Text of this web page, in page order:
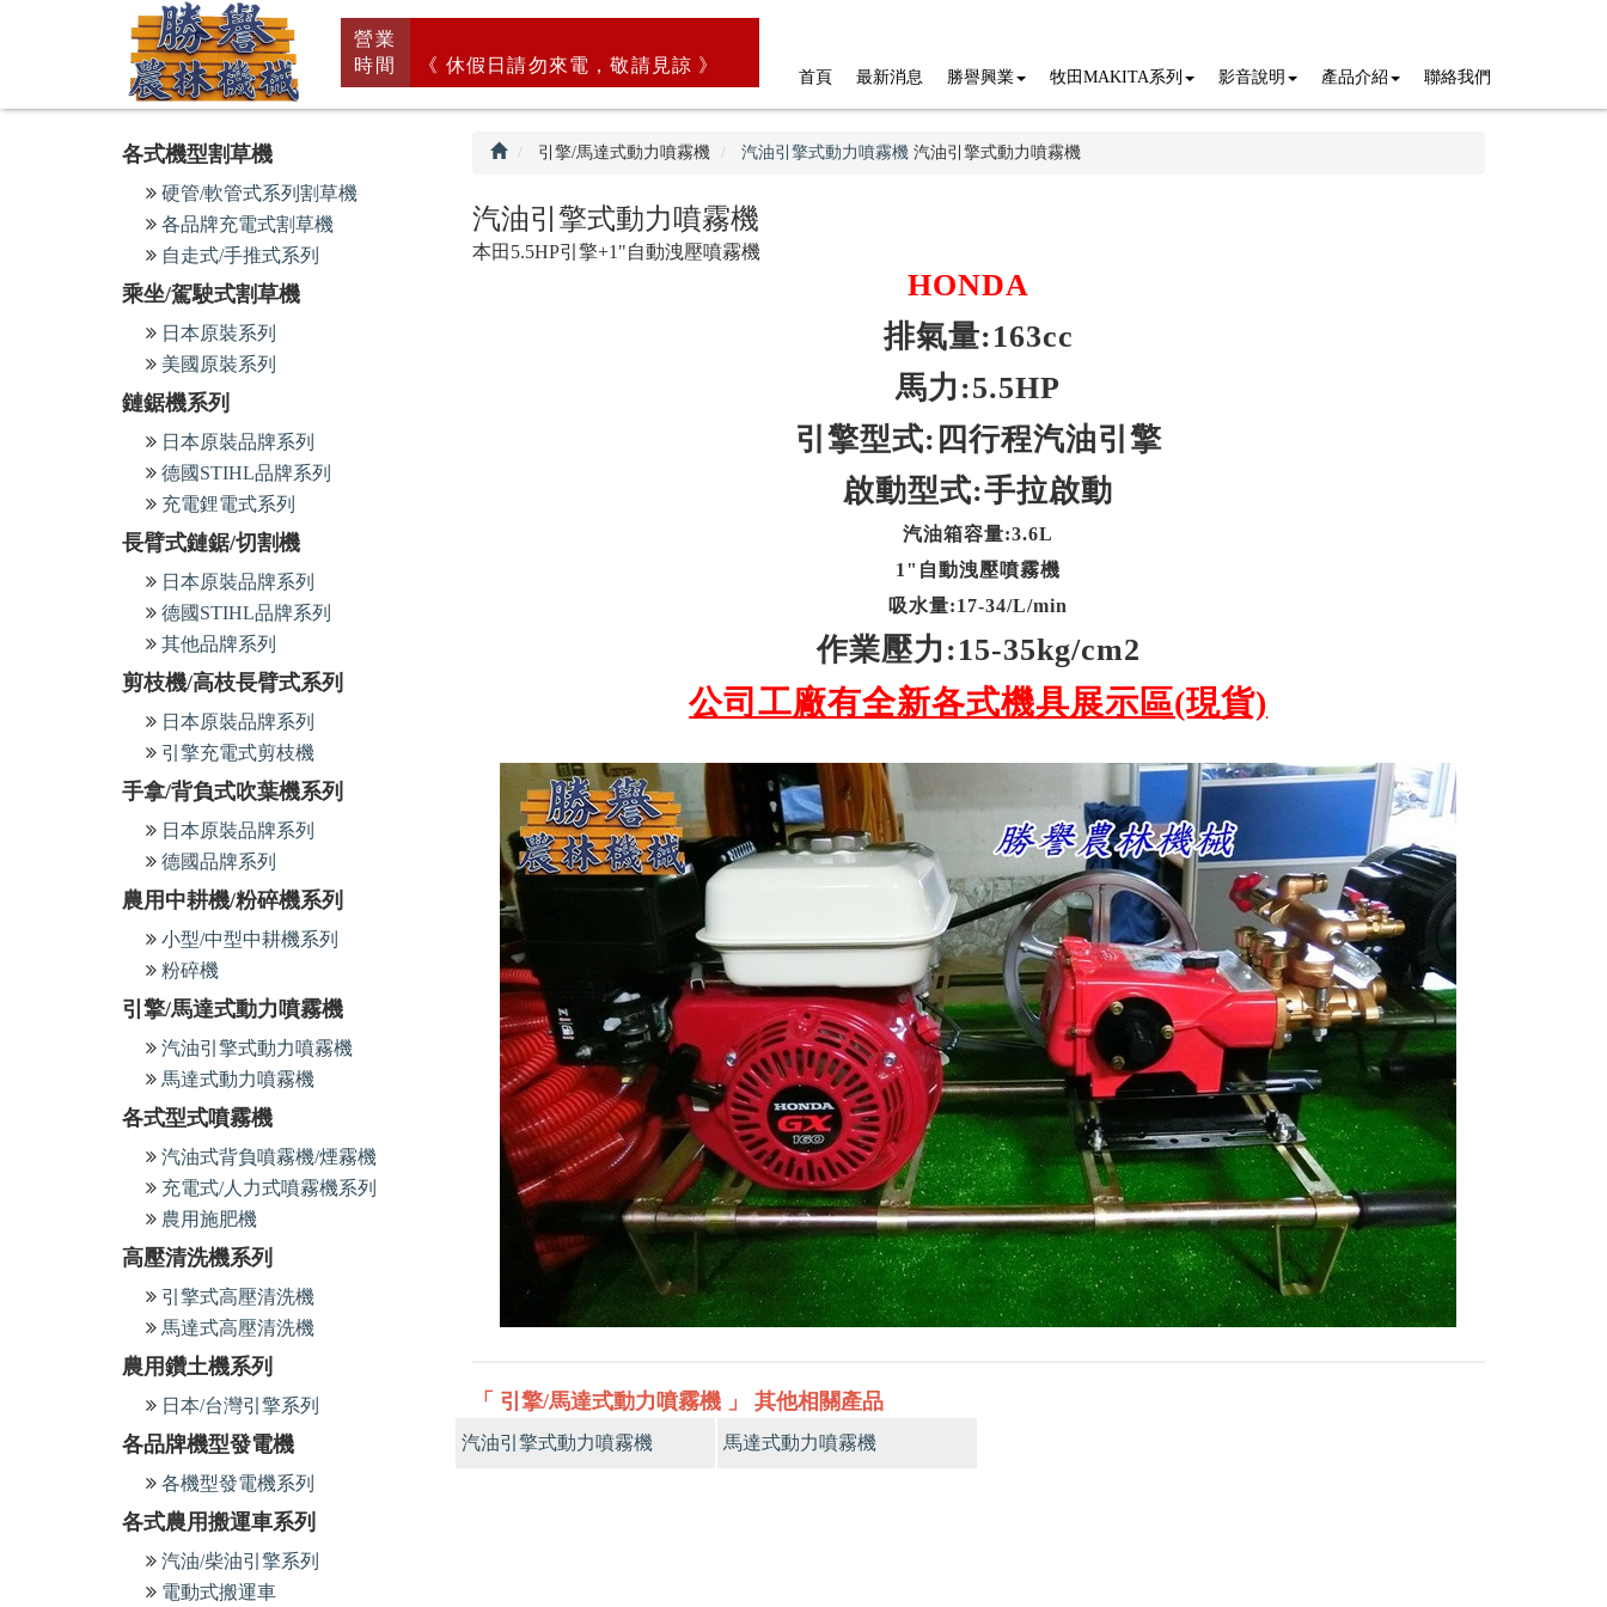
回
首
頁
營業
時間
《 休假日請勿來電，敬請見諒 》
首頁 最新消息 勝譽興業 牧田MAKITA系列 影音說明 產品介紹 聯絡我們
各式機型割草機
硬管/軟管式系列割草機
各品牌充電式割草機
自走式/手推式系列
乘坐/駕駛式割草機
日本原裝系列
美國原裝系列
鏈鋸機系列
日本原裝品牌系列
德國STIHL品牌系列
充電鋰電式系列
長臂式鏈鋸/切割機
日本原裝品牌系列
德國STIHL品牌系列
其他品牌系列
剪枝機/高枝長臂式系列
日本原裝品牌系列
引擎充電式剪枝機
手拿/背負式吹葉機系列
日本原裝品牌系列
德國品牌系列
農用中耕機/粉碎機系列
小型/中型中耕機系列
粉碎機
引擎/馬達式動力噴霧機
汽油引擎式動力噴霧機
馬達式動力噴霧機
各式型式噴霧機
汽油式背負噴霧機/煙霧機
充電式/人力式噴霧機系列
農用施肥機
高壓清洗機系列
引擎式高壓清洗機
馬達式高壓清洗機
農用鑽土機系列
日本/台灣引擎系列
各品牌機型發電機
各機型發電機系列
各式農用搬運車系列
汽油/柴油引擎系列
電動式搬運車
引擎/馬達式動力噴霧機 汽油引擎式動力噴霧機汽油引擎式動力噴霧機
汽油引擎式動力噴霧機
本田5.5HP引擎+1"自動洩壓噴霧機
HONDA
排氣量:163cc
馬力:5.5HP
引擎型式:四行程汽油引擎
啟動型式:手拉啟動
汽油箱容量:3.6L
1"自動洩壓噴霧機
吸水量:17-34/L/min
作業壓力:15-35kg/cm2
公司工廠有全新各式機具展示區(現貨)
「 引擎/馬達式動力噴霧機 」 其他相關產品
汽油引擎式動力噴霧機 馬達式動力噴霧機